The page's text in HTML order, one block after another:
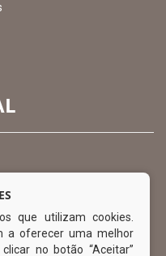
que utilizam cookies.
a oferecer uma melhor
no botão “Aceitar”